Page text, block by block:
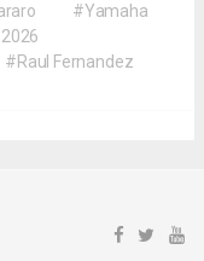
#Yamaha
#Raul Fernandez